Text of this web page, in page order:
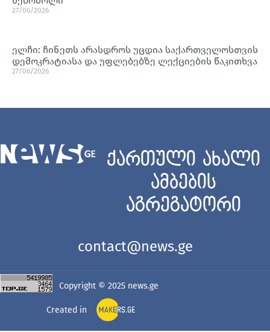
27/06/2026
ელჩი: ჩინეთს არასდროს უცდია საქართველოსთვის
დემოკრატიასა და უფლებებზე ლექციების წაკითხვა
27/06/2026
ქართული ახალი
ამბების
აგრეგატორი
contact@news.ge
Copyright © 2025 news.ge
Created in